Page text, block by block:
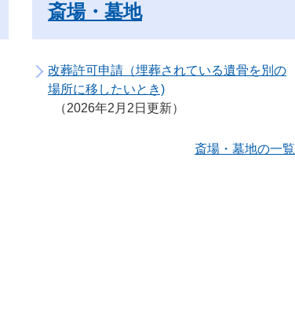
斎場・墓地
改葬許可申請（埋葬されている遺骨を別の
場所に移したいとき)
2026年2月2日更新
斎場・墓地の一覧